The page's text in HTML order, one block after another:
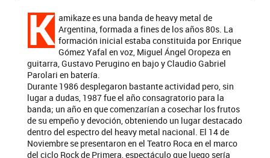
K amikaze es una banda de heavy metal de
Argentina, formada a fines de los años 80s. La
formación inicial estaba constituida por Enrique
Gómez Yafal en voz, Miguel Ángel Oropeza en
guitarra, Gustavo Perugino en bajo y Claudio Gabriel
Parolari en batería.
Durante 1986 desplegaron bastante actividad pero, sin
lugar a dudas, 1987 fue el año consagratorio para la
banda; un año en que comenzarían a cosechar los frutos
de su empeño y devoción, obteniendo un lugar destacado
dentro del espectro del heavy metal nacional. El 14 de
Noviembre se presentaron en el Teatro Roca en el marco
del ciclo Rock de Primera, espectáculo que luego sería